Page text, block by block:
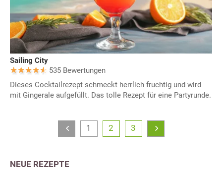
Sailing City
535 Bewertungen
Dieses Cocktailrezept schmeckt herrlich fruchtig und wird
mit Gingerale aufgefüllt. Das tolle Rezept für eine Partyrunde.
1 2 3
NEUE REZEPTE